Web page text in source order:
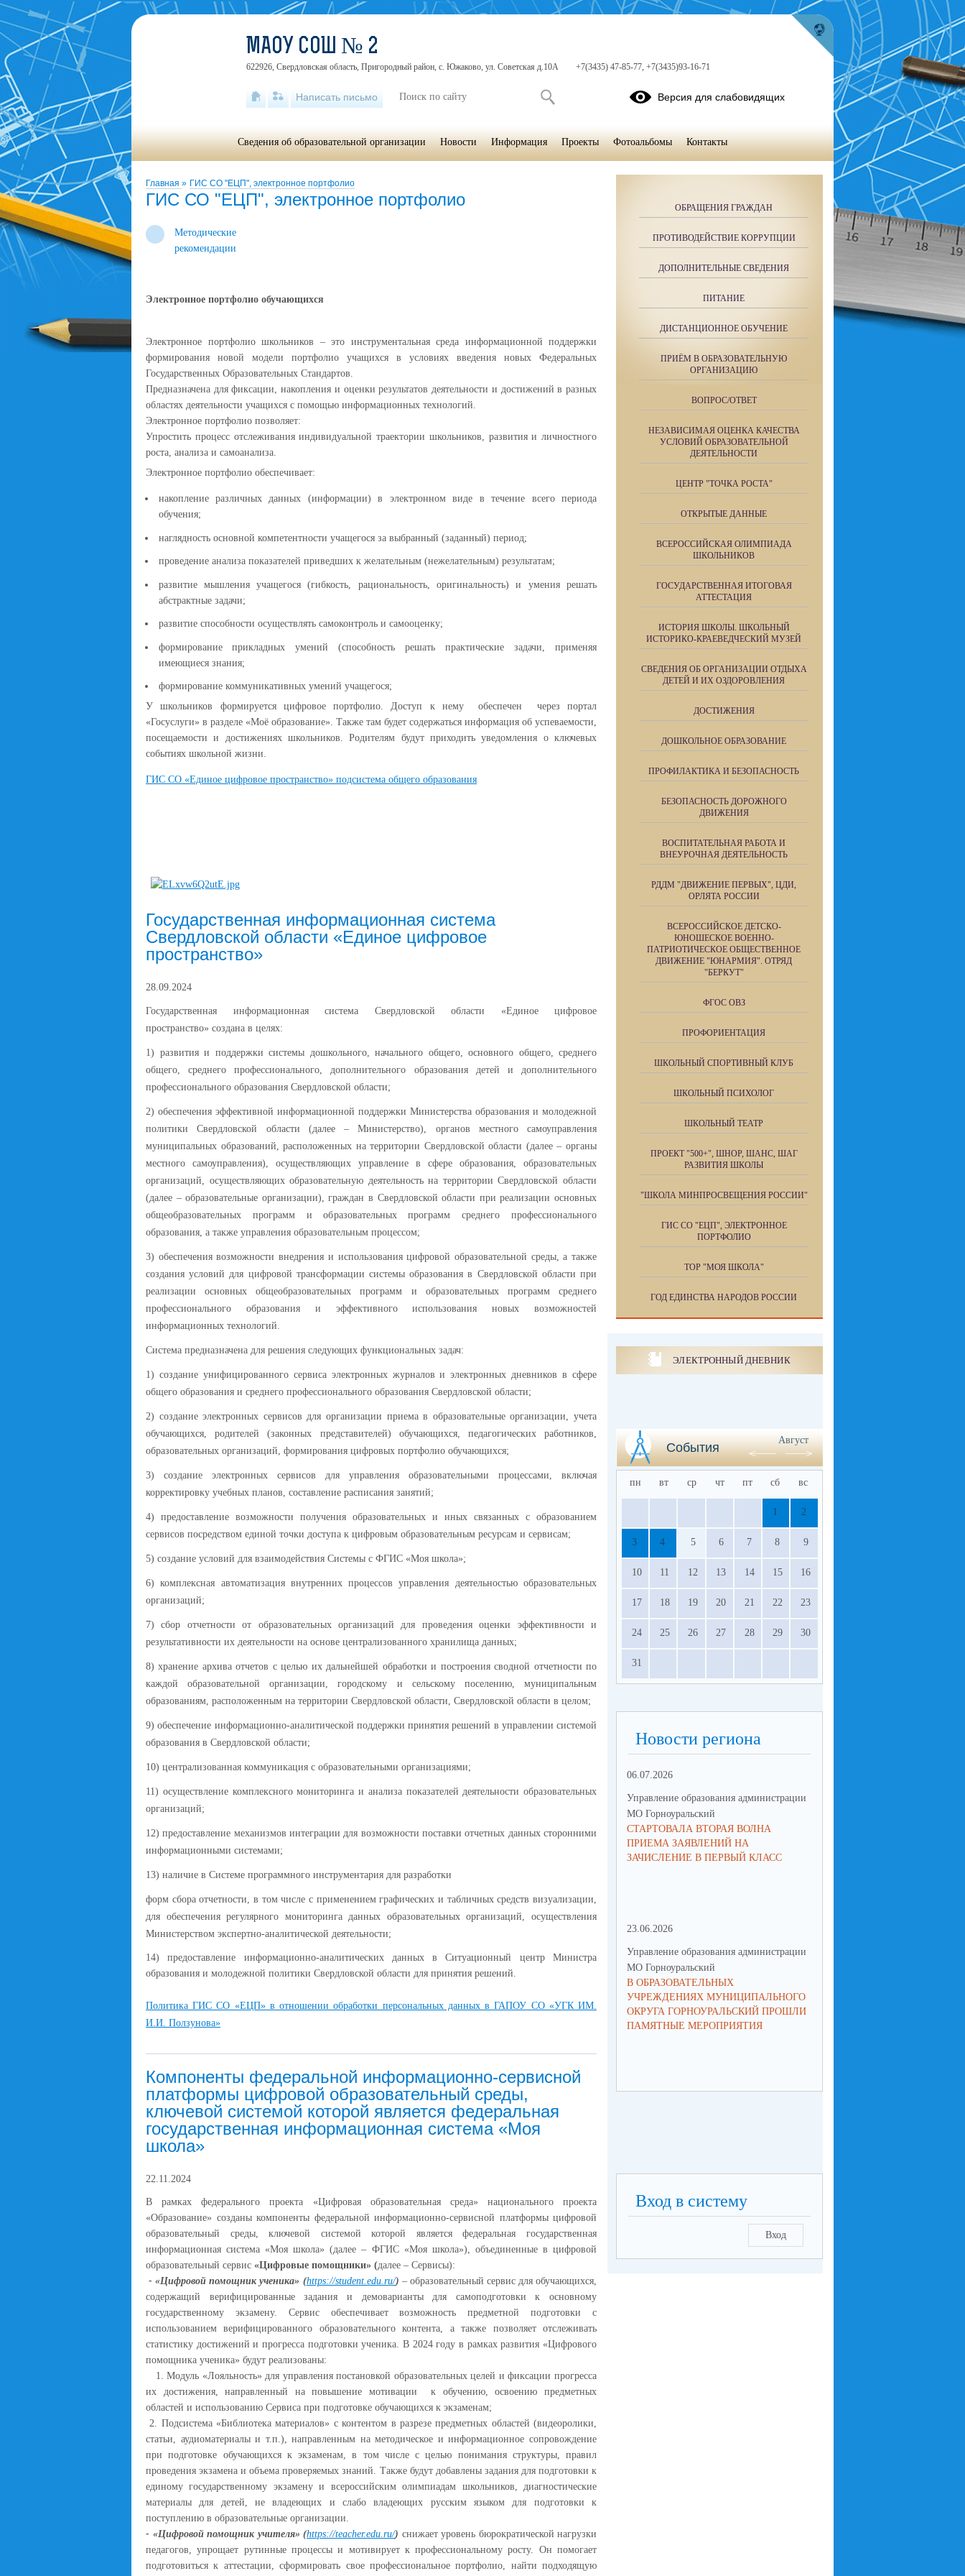
Главная » ГИС СО "ЕЦП", электронное портфолио
ГИС СО "ЕЦП", электронное портфолио
Методические
рекомендации
Электронное портфолио обучающихся
Электронное портфолио школьников – это инструментальная среда информационной поддержки
формирования новой модели портфолио учащихся в условиях введения новых Федеральных
Государственных Образовательных Стандартов.
Предназначена для фиксации, накопления и оценки результатов деятельности и достижений в разных
областях деятельности учащихся с помощью информационных технологий.
Электронное портфолио позволяет:
Упростить процесс отслеживания индивидуальной траектории школьников, развития и личностного
роста, анализа и самоанализа.
Электронное портфолио обеспечивает:
накопление различных данных (информации) в электронном виде в течение всего периода
обучения;
наглядность основной компетентности учащегося за выбранный (заданный) период;
проведение анализа показателей приведших к желательным (нежелательным) результатам;
развитие мышления учащегося (гибкость, рациональность, оригинальность) и умения решать
абстрактные задачи;
развитие способности осуществлять самоконтроль и самооценку;
формирование прикладных умений (способность решать практические задачи, применяя
имеющиеся знания;
формирование коммуникативных умений учащегося;
У школьников формируется цифровое портфолио. Доступ к нему обеспечен через портал
«Госуслуги» в разделе «Моё образование». Также там будет содержаться информация об успеваемости,
посещаемости и достижениях школьников. Родителям будут приходить уведомления о ключевых
событиях школьной жизни.
ГИС СО «Единое цифровое пространство» подсистема общего образования
Государственная информационная система
Свердловской области «Единое цифровое
пространство»
28.09.2024
Государственная информационная система Свердловской области «Единое цифровое
пространство» создана в целях:
1) развития и поддержки системы дошкольного, начального общего, основного общего, среднего
общего, среднего профессионального, дополнительного образования детей и дополнительного
профессионального образования Свердловской области;
2) обеспечения эффективной информационной поддержки Министерства образования и молодежной
политики Свердловской области (далее – Министерство), органов местного самоуправления
муниципальных образований, расположенных на территории Свердловской области (далее – органы
местного самоуправления), осуществляющих управление в сфере образования, образовательных
организаций, осуществляющих образовательную деятельность на территории Свердловской области
(далее – образовательные организации), граждан в Свердловской области при реализации основных
общеобразовательных программ и образовательных программ среднего профессионального
образования, а также управления образовательным процессом;
3) обеспечения возможности внедрения и использования цифровой образовательной среды, а также
создания условий для цифровой трансформации системы образования в Свердловской области при
реализации основных общеобразовательных программ и образовательных программ среднего
профессионального образования и эффективного использования новых возможностей
информационных технологий.
Система предназначена для решения следующих функциональных задач:
1) создание унифицированного сервиса электронных журналов и электронных дневников в сфере
общего образования и среднего профессионального образования Свердловской области;
2) создание электронных сервисов для организации приема в образовательные организации, учета
обучающихся, родителей (законных представителей) обучающихся, педагогических работников,
образовательных организаций, формирования цифровых портфолио обучающихся;
3) создание электронных сервисов для управления образовательными процессами, включая
корректировку учебных планов, составление расписания занятий;
4) предоставление возможности получения образовательных и иных связанных с образованием
сервисов посредством единой точки доступа к цифровым образовательным ресурсам и сервисам;
5) создание условий для взаимодействия Системы с ФГИС «Моя школа»;
6) комплексная автоматизация внутренних процессов управления деятельностью образовательных
организаций;
7) сбор отчетности от образовательных организаций для проведения оценки эффективности и
результативности их деятельности на основе централизованного хранилища данных;
8) хранение архива отчетов с целью их дальнейшей обработки и построения сводной отчетности по
каждой образовательной организации, городскому и сельскому поселению, муниципальным
образованиям, расположенным на территории Свердловской области, Свердловской области в целом;
9) обеспечение информационно-аналитической поддержки принятия решений в управлении системой
образования в Свердловской области;
10) централизованная коммуникация с образовательными организациями;
11) осуществление комплексного мониторинга и анализа показателей деятельности образовательных
организаций;
12) предоставление механизмов интеграции для возможности поставки отчетных данных сторонними
информационными системами;
13) наличие в Системе программного инструментария для разработки
форм сбора отчетности, в том числе с применением графических и табличных средств визуализации,
для обеспечения регулярного мониторинга данных образовательных организаций, осуществления
Министерством экспертно-аналитической деятельности;
14) предоставление информационно-аналитических данных в Ситуационный центр Министра
образования и молодежной политики Свердловской области для принятия решений.
Политика ГИС СО «ЕЦП» в отношении обработки персональных данных в ГАПОУ СО «УГК ИМ.
И.И. Ползунова»
Компоненты федеральной информационно-сервисной
платформы цифровой образовательный среды,
ключевой системой которой является федеральная
государственная информационная система «Моя
школа»
22.11.2024
В рамках федерального проекта «Цифровая образовательная среда» национального проекта
«Образование» созданы компоненты федеральной информационно-сервисной платформы цифровой
образовательный среды, ключевой системой которой является федеральная государственная
информационная система «Моя школа» (далее – ФГИС «Моя школа»), объединенные в цифровой
образовательный сервис «Цифровые помощники» (далее – Сервисы):
- «Цифровой помощник ученика» (https://student.edu.ru/) – образовательный сервис для обучающихся,
содержащий верифицированные задания и демоварианты для самоподготовки к основному
государственному экзамену. Сервис обеспечивает возможность предметной подготовки с
использованием верифицированного образовательного контента, а также позволяет отслеживать
статистику достижений и прогресса подготовки ученика. В 2024 году в рамках развития «Цифрового
помощника ученика» будут реализованы:
1. Модуль «Лояльность» для управления постановкой образовательных целей и фиксации прогресса
их достижения, направленный на повышение мотивации к обучению, освоению предметных
областей и использованию Сервиса при подготовке обучающихся к экзаменам;
2. Подсистема «Библиотека материалов» с контентом в разрезе предметных областей (видеоролики,
статьи, аудиоматериалы и т.п.), направленным на методическое и информационное сопровождение
при подготовке обучающихся к экзаменам, в том числе с целью понимания структуры, правил
проведения экзамена и объема проверяемых знаний. Также будут добавлены задания для подготовки к
единому государственному экзамену и всероссийским олимпиадам школьников, диагностические
материалы для детей, не владеющих и слабо владеющих русским языком для подготовки к
поступлению в образовательные организации.
- «Цифровой помощник учителя» (https://teacher.edu.ru/) снижает уровень бюрократической нагрузки
педагогов, упрощает рутинные процессы и мотивирует к профессиональному росту. Он помогает
подготовиться к аттестации, сформировать свое профессиональное портфолио, найти подходящую
ОБРАЩЕНИЯ ГРАЖДАН
ПРОТИВОДЕЙСТВИЕ КОРРУПЦИИ
ДОПОЛНИТЕЛЬНЫЕ СВЕДЕНИЯ
ПИТАНИЕ
ДИСТАНЦИОННОЕ ОБУЧЕНИЕ
ПРИЁМ В ОБРАЗОВАТЕЛЬНУЮ
ОРГАНИЗАЦИЮ
ВОПРОС/ОТВЕТ
НЕЗАВИСИМАЯ ОЦЕНКА КАЧЕСТВА
УСЛОВИЙ ОБРАЗОВАТЕЛЬНОЙ
ДЕЯТЕЛЬНОСТИ
ЦЕНТР "ТОЧКА РОСТА"
ОТКРЫТЫЕ ДАННЫЕ
ВСЕРОССИЙСКАЯ ОЛИМПИАДА
ШКОЛЬНИКОВ
ГОСУДАРСТВЕННАЯ ИТОГОВАЯ
АТТЕСТАЦИЯ
ИСТОРИЯ ШКОЛЫ. ШКОЛЬНЫЙ
ИСТОРИКО-КРАЕВЕДЧЕСКИЙ МУЗЕЙ
СВЕДЕНИЯ ОБ ОРГАНИЗАЦИИ ОТДЫХА
ДЕТЕЙ И ИХ ОЗДОРОВЛЕНИЯ
ДОСТИЖЕНИЯ
ДОШКОЛЬНОЕ ОБРАЗОВАНИЕ
ПРОФИЛАКТИКА И БЕЗОПАСНОСТЬ
БЕЗОПАСНОСТЬ ДОРОЖНОГО
ДВИЖЕНИЯ
ВОСПИТАТЕЛЬНАЯ РАБОТА И
ВНЕУРОЧНАЯ ДЕЯТЕЛЬНОСТЬ
РДДМ "ДВИЖЕНИЕ ПЕРВЫХ", ЦДИ,
ОРЛЯТА РОССИИ
ВСЕРОССИЙСКОЕ ДЕТСКО-
ЮНОШЕСКОЕ ВОЕННО-
ПАТРИОТИЧЕСКОЕ ОБЩЕСТВЕННОЕ
ДВИЖЕНИЕ "ЮНАРМИЯ". ОТРЯД
"БЕРКУТ"
ФГОС ОВЗ
ПРОФОРИЕНТАЦИЯ
ШКОЛЬНЫЙ СПОРТИВНЫЙ КЛУБ
ШКОЛЬНЫЙ ПСИХОЛОГ
ШКОЛЬНЫЙ ТЕАТР
ПРОЕКТ "500+", ШНОР, ШАНС, ШАГ
РАЗВИТИЯ ШКОЛЫ
"ШКОЛА МИНПРОСВЕЩЕНИЯ РОССИИ"
ГИС СО "ЕЦП", ЭЛЕКТРОННОЕ
ПОРТФОЛИО
ТОР "МОЯ ШКОЛА"
ГОД ЕДИНСТВА НАРОДОВ РОССИИ
ЭЛЕКТРОННЫЙ ДНЕВНИК
События
Август
пн вт ср чт пт сб вс
1 2
3 4 5 6 7 8 9
10 11 12 13 14 15 16
17 18 19 20 21 22 23
24 25 26 27 28 29 30
31
Новости региона
06.07.2026
Управление образования администрации
МО Горноуральский
СТАРТОВАЛА ВТОРАЯ ВОЛНА
ПРИЕМА ЗАЯВЛЕНИЙ НА
ЗАЧИСЛЕНИЕ В ПЕРВЫЙ КЛАСС
23.06.2026
Управление образования администрации
МО Горноуральский
В ОБРАЗОВАТЕЛЬНЫХ
УЧРЕЖДЕНИЯХ МУНИЦИПАЛЬНОГО
ОКРУГА ГОРНОУРАЛЬСКИЙ ПРОШЛИ
ПАМЯТНЫЕ МЕРОПРИЯТИЯ
Вход в систему
Вход
МАОУ СОШ № 2
622926, Свердловская область, Пригородный район, с. Южаково, ул. Советская д.10А +7(3435) 47-85-77, +7(3435)93-16-71
Написать письмо Версия для слабовидящих
Сведения об образовательной организации Новости Информация Проекты Фотоальбомы Контакты